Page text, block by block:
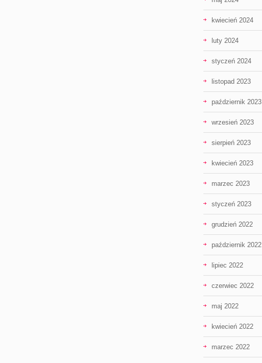
kwiecień 2024
luty 2024
styczeń 2024
listopad 2023
październik 2023
wrzesień 2023
sierpień 2023
kwiecień 2023
marzec 2023
styczeń 2023
grudzień 2022
październik 2022
lipiec 2022
czerwiec 2022
maj 2022
kwiecień 2022
marzec 2022